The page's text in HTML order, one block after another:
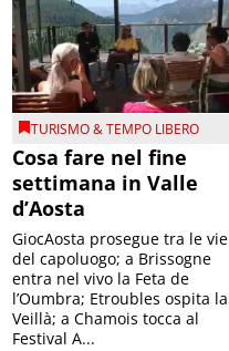
TURISMO & TEMPO LIBERO
Cosa fare nel fine
settimana in Valle
d’Aosta
GiocAosta prosegue tra le vie
del capoluogo; a Brissogne
entra nel vivo la Feta de
l’Oumbra; Etroubles ospita la
Veillà; a Chamois tocca al
Festival A...